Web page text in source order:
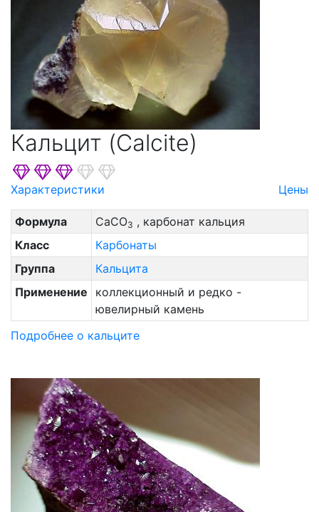
Кальцит (Calcite)
Характеристики Цены
Формула CaCO3 , карбонат кальция
Класс
Карбонаты
Группа
Кальцита
Применение
коллекционный и редко -
ювелирный камень
Подробнее о кальците